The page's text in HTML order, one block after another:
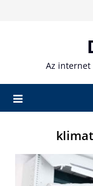
Az internet